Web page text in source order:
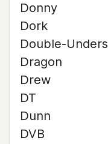
Donny
Dork
Double-Unders
Dragon
Drew
DT
Dunn
DVB